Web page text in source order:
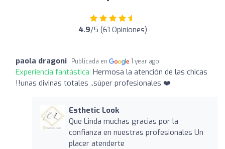
4.9/5 (61 Opiniones)
paola dragoni Publicada en 1 year ago
Experiencia fantástica: Hermosa la atención de las chicas
!!unas divinas totales ..súper profesionales ❤️
Esthetic Look
Que Linda muchas gracias por la
confianza en nuestras profesionales Un
placer atenderte